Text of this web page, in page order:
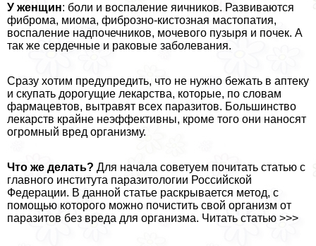
У женщин: боли и воспаление яичников. Развиваются
фиброма, миома, фиброзно-кистозная мастопатия,
воспаление надпочечников, мочевого пузыря и почек. А
так же сердечные и paковые заболевания.
Сразу хотим предупредить, что не нужно бежать в аптеку
и скупать дорогущие лекарства, которые, по словам
фармацевтов, вытравят всех паразитов. Большинство
лекарств крайне неэффективны, кроме того они наносят
огромный вред организму.
Что же делать? Для начала советуем почитать статью с
главного института паразитологии Российской
Федерации. В данной статье раскрывается метод, с
помощью которого можно почистить свой организм от
паразитов без вреда для организма. Читать статью >>>